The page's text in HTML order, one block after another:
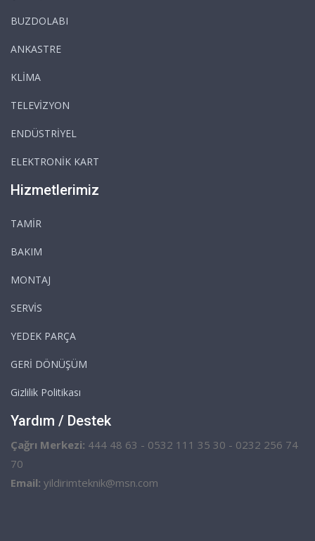
BUZDOLABI
ANKASTRE
KLİMA
TELEVİZYON
ENDÜSTRİYEL
ELEKTRONİK KART
Hizmetlerimiz
TAMİR
BAKIM
MONTAJ
SERVİS
YEDEK PARÇA
GERİ DÖNÜŞÜM
Gizlilik Politikası
Yardım / Destek
Çağrı Merkezi: 444 48 63 - 0532 111 35 30 - 0232 256 74
70
Email: yildirimteknik@msn.com